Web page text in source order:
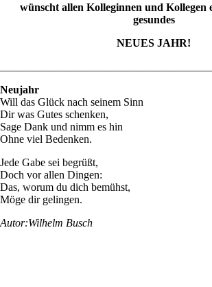
wünscht allen Kolleginnen und Kollegen
gesundes
NEUES JAHR!
Neujahr
Will das Glück nach seinem Sinn
Dir was Gutes schenken,
Sage Dank und nimm es hin
Ohne viel Bedenken.
Jede Gabe sei begrüßt,
Doch vor allen Dingen:
Das, worum du dich bemühst,
Möge dir gelingen.
Autor:Wilhelm Busch